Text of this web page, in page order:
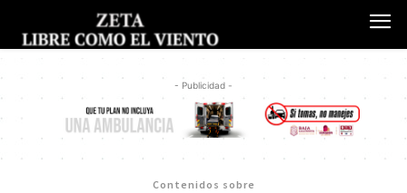
- Publicidad -
Contenidos sobre